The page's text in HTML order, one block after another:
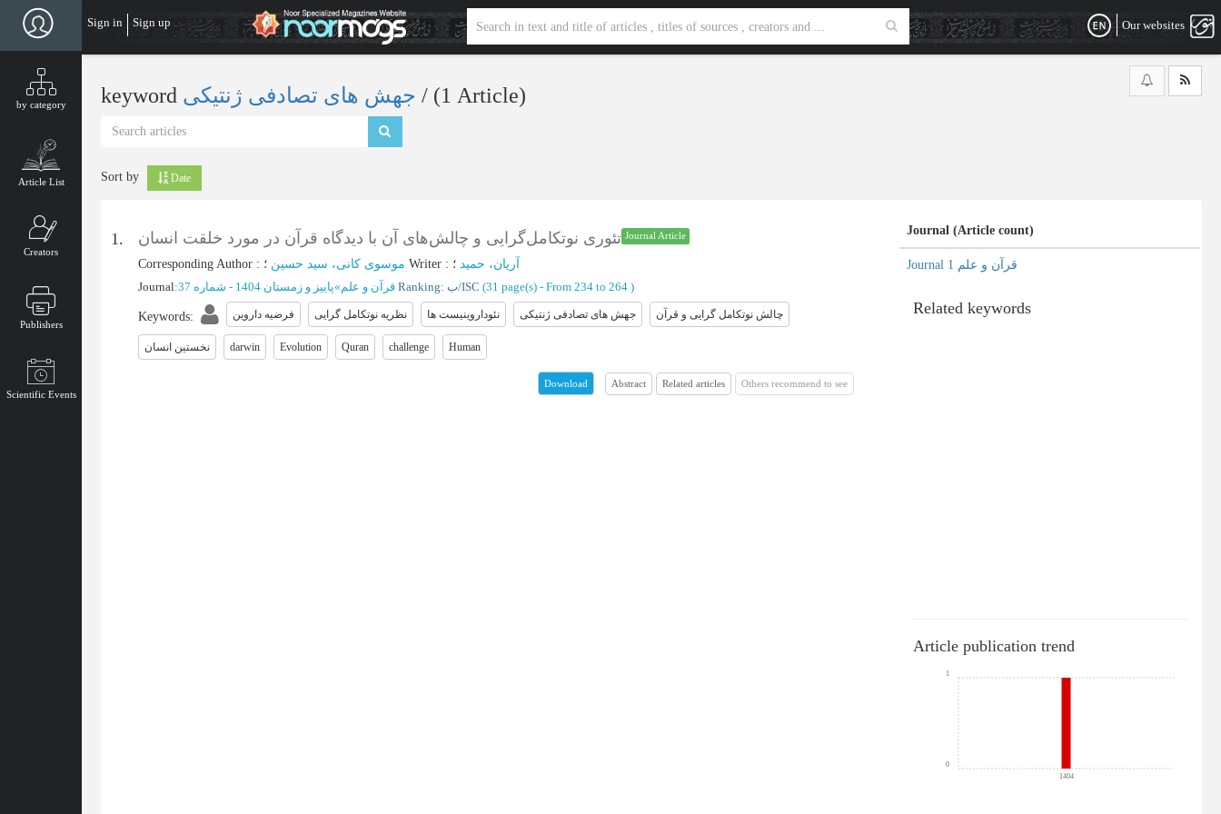
Sign in Sign up Our websites
by category
Article List
Creators
Publishers
Scientific Events
keyword ‎/ (1 Article)
Sort by Date
1. تئوری نوتکامل‌گرایی و چالش‌‌های آن با دیدگاه قرآن در مورد خلقت انسان Journal Article
Corresponding Author : موسوی کانی، سید حسین Writer : آریان، حمید ؛
Journal: قرآن و علم»پاییز و زمستان 1404 - شماره 37 Ranking: ب/ISC (‎31 page(s) - From 234 to 264 )
Keywords: فرضیه داروین نظریه نوتکامل گرایی نئوداروینیست ها جهش های تصادفی ژنتیکی چالش نوتکامل گرایی و قرآن
نخستین انسان darwin Evolution Quran challenge Human
Download Abstract Related articles Others recommend to see
Journal (Article count)
Journal قرآن و علم 1
Related keywords
Article publication trend
1404
0
1